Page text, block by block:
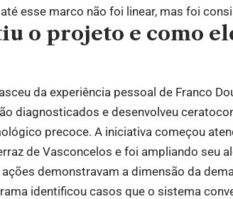
esse marco não foi linear, mas foi
o projeto e como
da experiência pessoal de Franco
diagnosticados e desenvolveu
precoce. A iniciativa começou
de Vasconcelos e foi ampliando seu
demonstravam a dimensão da
identificou casos que o sistema